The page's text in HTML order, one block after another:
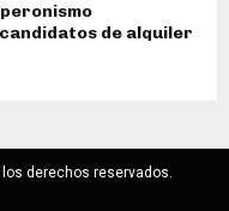
de alquiler
derechos reservados.